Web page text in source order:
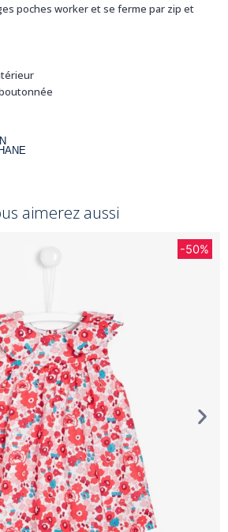
poches worker et se ferme par zip et
aimerez aussi
-50%